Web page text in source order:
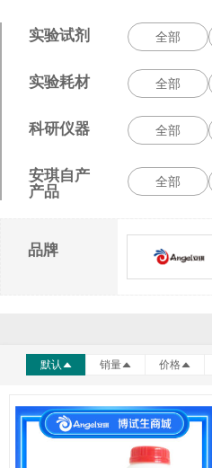
实验试剂 全部
实验耗材 全部
科研仪器 全部
安琪自产
产品
全部
品牌
默认 销量 价格